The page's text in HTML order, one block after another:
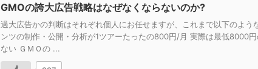
GMOの誇大広告戦略はなぜなくならないのか?
過大広告かの判断はそれぞれ個人にお任せますが、これまで以下のよう
ンツの制作・公開・分析が1ツアーたったの800円/月 実際は最低8000
ない ＧＭＯの ...